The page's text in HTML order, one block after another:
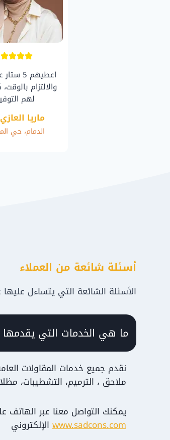
اعطيهم
والالتزام
لهم
ماريا العازي
الدمام، حي
أسئلة شائعة من العملاء
الأسئلة الشائعة التي يتساءل عليها
ما هي الخدمات التي يقدمها
نقدم جميع خدمات المقاولات
ملاحق ، الترميم، التشطيبات،
يمكنك التواصل معنا عبر الهاتف
www.sadcons.com